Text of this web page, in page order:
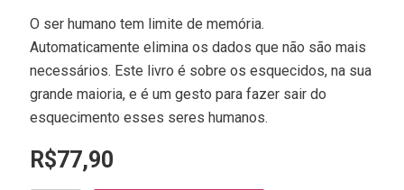
O ser humano tem limite de memória.
Automaticamente elimina os dados que não são mais
necessários. Este livro é sobre os esquecidos, na sua
grande maioria, e é um gesto para fazer sair do
esquecimento esses seres humanos.
R$77,90